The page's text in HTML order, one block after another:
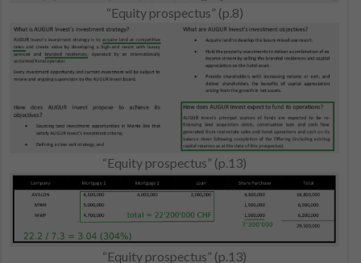
“Equity prospectus” (p.8)
“Equity prospectus” (p.13)
“Equity prospectus” (p.13)